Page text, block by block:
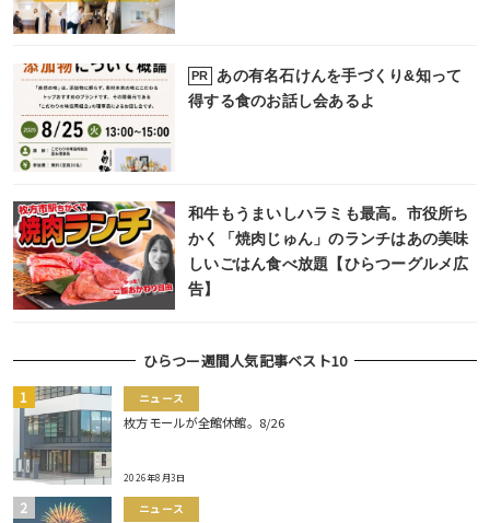
PR
あの有名石けんを手づくり&知って
得する食のお話し会あるよ
和牛もうまいしハラミも最高。市役所ち
かく「焼肉じゅん」のランチはあの美味
しいごはん食べ放題【ひらつーグルメ広
告】
ひらつー週間人気記事ベスト10
ニュース
枚方モールが全館休館。8/26
2026年8月3日
ニュース